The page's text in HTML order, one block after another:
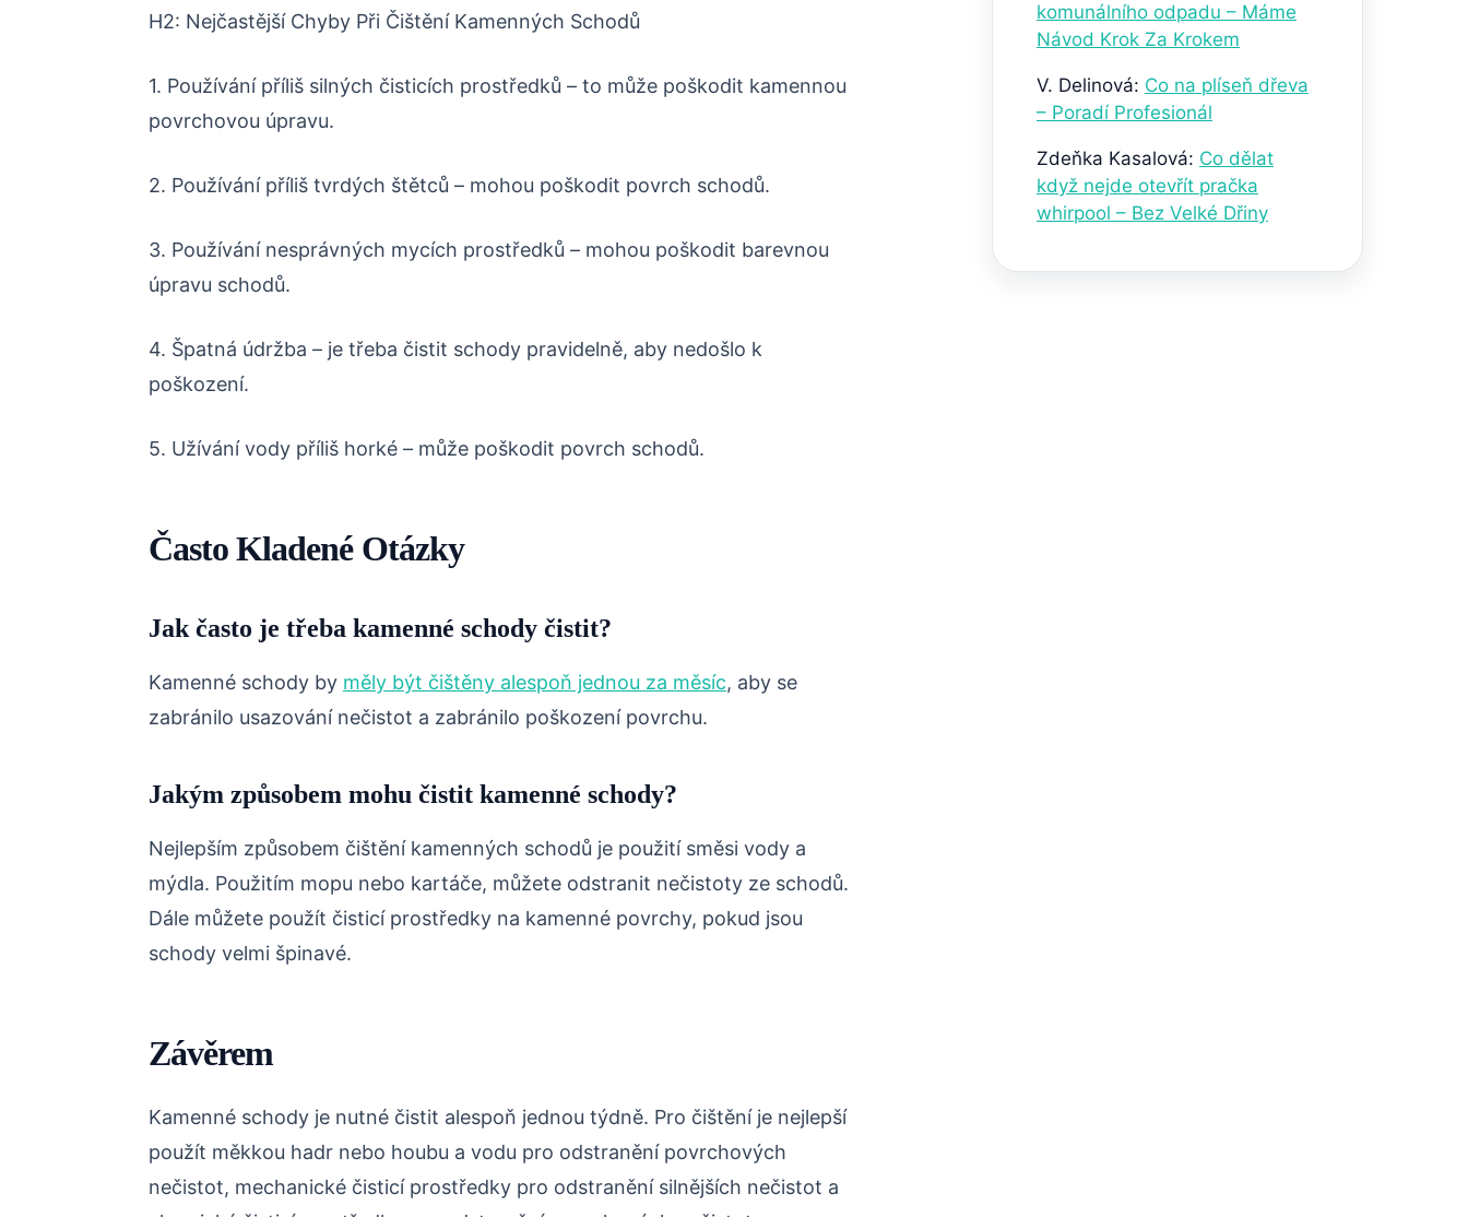
H2: Nejčastější Chyby Při Čištění Kamenných Schodů
1. Používání příliš silných čisticích prostředků – to může poškodit kamennou
povrchovou úpravu.
2. Používání příliš tvrdých štětců – mohou poškodit povrch schodů.
3. Používání nesprávných mycích prostředků – mohou poškodit barevnou
úpravu schodů.
4. Špatná údržba – je třeba čistit schody pravidelně, aby nedošlo k
poškození.
5. Užívání vody příliš horké – může poškodit povrch schodů.
Často Kladené Otázky
Jak často je třeba kamenné schody čistit?
Kamenné schody by měly být čištěny alespoň jednou za měsíc, aby se
zabránilo usazování nečistot a zabránilo poškození povrchu.
Jakým způsobem mohu čistit kamenné schody?
Nejlepším způsobem čištění kamenných schodů je použití směsi vody a
mýdla. Použitím mopu nebo kartáče, můžete odstranit nečistoty ze schodů.
Dále můžete použít čisticí prostředky na kamenné povrchy, pokud jsou
schody velmi špinavé.
Závěrem
Kamenné schody je nutné čistit alespoň jednou týdně. Pro čištění je nejlepší
použít měkkou hadr nebo houbu a vodu pro odstranění povrchových
nečistot, mechanické čisticí prostředky pro odstranění silnějších nečistot a
komunálního odpadu – Máme
Návod Krok Za Krokem
V. Delinová: Co na plíseň dřeva
– Poradí Profesionál
Zdeňka Kasalová: Co dělat
když nejde otevřít pračka
whirpool – Bez Velké Dřiny